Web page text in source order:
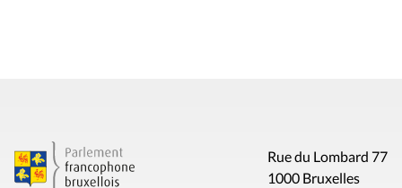
Rue du Lombard 77
1000 Bruxelles